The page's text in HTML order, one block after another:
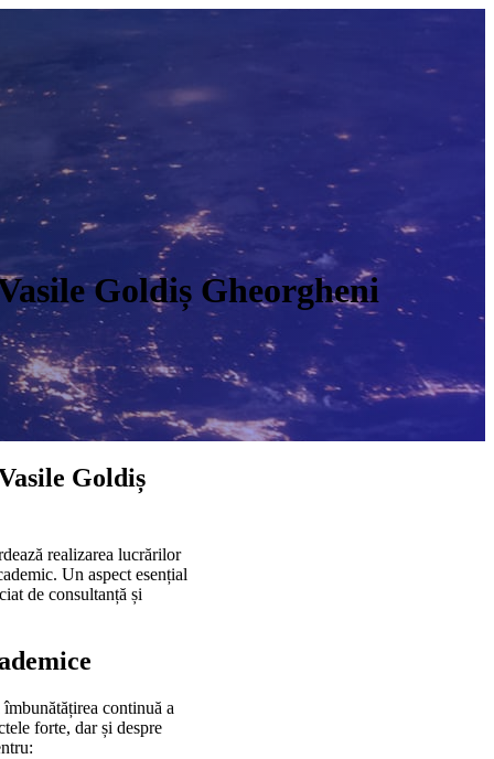
Goldiș Gheorgheni
Goldiș
realizarea lucrărilor
Un aspect esențial
de consultanță și
continuă a
forte, dar și despre